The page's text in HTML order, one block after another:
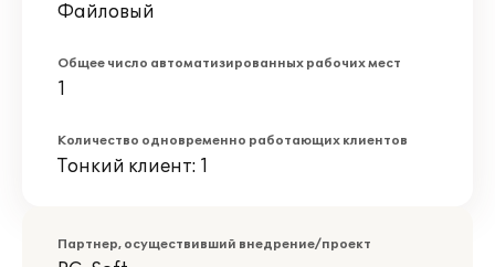
Файловый
Общее число автоматизированных рабочих мест
1
Количество одновременно работающих клиентов
Тонкий клиент: 1
Партнер, осуществивший внедрение/проект